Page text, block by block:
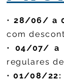
• 28/06/ a
com
• 04/07/ a
regulares
•01/08/22: